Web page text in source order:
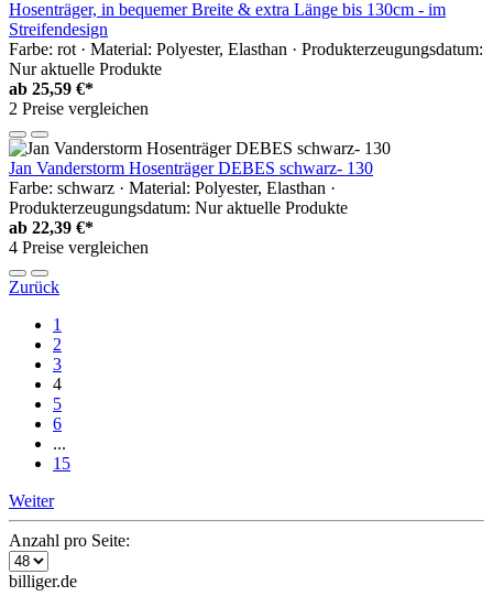
Hosenträger, in bequemer Breite & extra Länge bis 130cm - im
Streifendesign
Farbe: rot · Material: Polyester, Elasthan · Produkterzeugungsdatum:
Nur aktuelle Produkte
ab 25,59 €*
2 Preise vergleichen
Jan Vanderstorm Hosenträger DEBES schwarz- 130
Farbe: schwarz · Material: Polyester, Elasthan ·
Produkterzeugungsdatum: Nur aktuelle Produkte
ab 22,39 €*
4 Preise vergleichen
Zurück
1
2
3
4
5
6
...
15
Weiter
Anzahl pro Seite:
billiger.de